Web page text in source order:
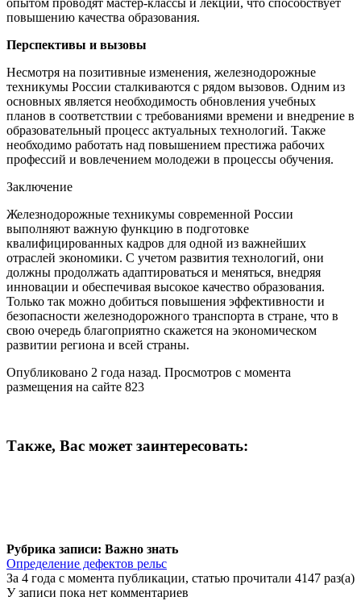
повышению качества образования.
Перспективы и вызовы
Несмотря на позитивные изменения, железнодорожные
техникумы России сталкиваются с рядом вызовов. Одним из
основных является необходимость обновления учебных
планов в соответствии с требованиями времени и внедрение в
образовательный процесс актуальных технологий. Также
необходимо работать над повышением престижа рабочих
профессий и вовлечением молодежи в процессы обучения.
Заключение
Железнодорожные техникумы современной России
выполняют важную функцию в подготовке
квалифицированных кадров для одной из важнейших
отраслей экономики. С учетом развития технологий, они
должны продолжать адаптироваться и меняться, внедряя
инновации и обеспечивая высокое качество образования.
Только так можно добиться повышения эффективности и
безопасности железнодорожного транспорта в стране, что в
свою очередь благоприятно скажется на экономическом
развитии региона и всей страны.
Опубликовано 2 года назад. Просмотров с момента
размещения на сайте 823
Также, Вас может заинтересовать:
Рубрика записи: Важно знать
Определение дефектов рельс
За 4 года с момента публикации, статью прочитали 4147 раз(а)
У записи пока нет комментариев